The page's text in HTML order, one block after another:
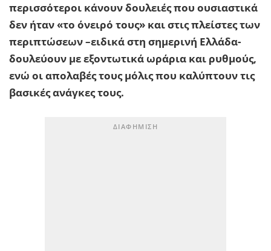
περισσότεροι κάνουν δουλειές που ουσιαστικά
δεν ήταν «το όνειρό τους» και στις πλείστες των
περιπτώσεων –ειδικά στη σημερινή Ελλάδα-
δουλεύουν με εξοντωτικά ωράρια και ρυθμούς,
ενώ οι απολαβές τους μόλις που καλύπτουν τις
βασικές ανάγκες τους.